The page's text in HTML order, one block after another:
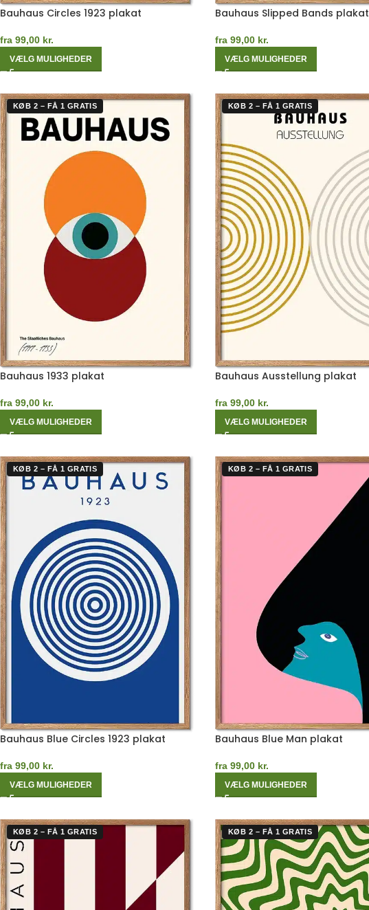
Bauhaus Circles 1923 plakat
fra 99,00 kr.
VÆLG MULIGHEDER
Bauhaus Slipped Bands plakat
fra 99,00 kr.
VÆLG MULIGHEDER
KØB 2 – FÅ 1 GRATIS
Bauhaus 1933 plakat
fra 99,00 kr.
VÆLG MULIGHEDER
KØB 2 – FÅ 1 GRATIS
Bauhaus Ausstellung plakat
fra 99,00 kr.
VÆLG MULIGHEDER
KØB 2 – FÅ 1 GRATIS
Bauhaus Blue Circles 1923 plakat
fra 99,00 kr.
VÆLG MULIGHEDER
KØB 2 – FÅ 1 GRATIS
Bauhaus Blue Man plakat
fra 99,00 kr.
VÆLG MULIGHEDER
KØB 2 – FÅ 1 GRATIS KØB 2 – FÅ 1 GRATIS